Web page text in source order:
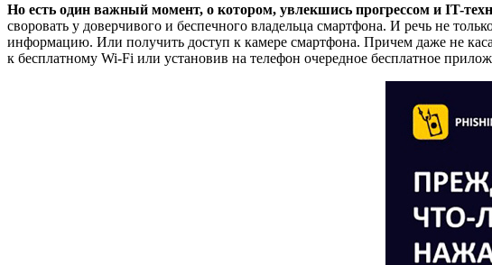
Но есть один важный момент, о котором, увлекшись прогрессом и IT-
своровать у доверчивого и беспечного владельца смартфона. И речь не
информацию. Или получить доступ к камере смартфона. Причем даже не
к бесплатному Wi-Fi или установив на телефон очередное бесплатное